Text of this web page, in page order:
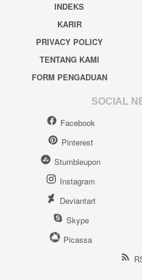
INDEKS
KARIR
PRIVACY POLICY
TENTANG KAMI
FORM PENGADUAN
SOCIAL
Facebook
Pinterest
Stumbleupon
Instagram
Deviantart
Skype
Picassa